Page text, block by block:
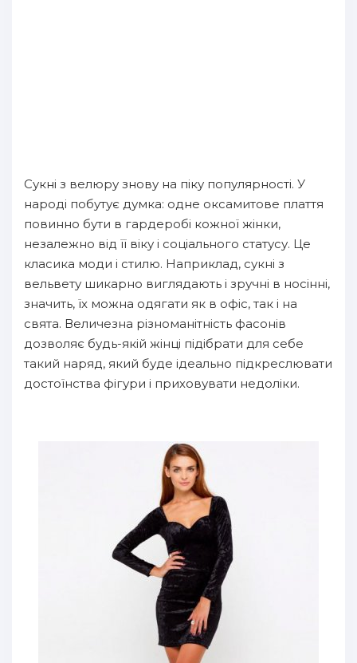
Сукні з велюру знову на піку популярності. У
народі побутує думка: одне оксамитове плаття
повинно бути в гардеробі кожної жінки,
незалежно від її віку і соціального статусу. Це
класика моди і стилю. Наприклад, сукні з
вельвету шикарно виглядають і зручні в носінні,
значить, їх можна одягати як в офіс, так і на
свята. Величезна різноманітність фасонів
дозволяє будь-якій жінці підібрати для себе
такий наряд, який буде ідеально підкреслювати
достоїнства фігури і приховувати недоліки.